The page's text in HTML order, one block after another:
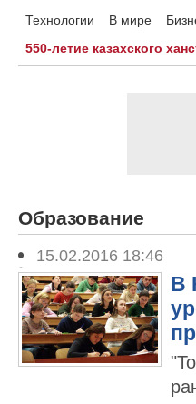
Технологии
В мире
550-летие казахского
Образование
15.02.2016 18:46
В